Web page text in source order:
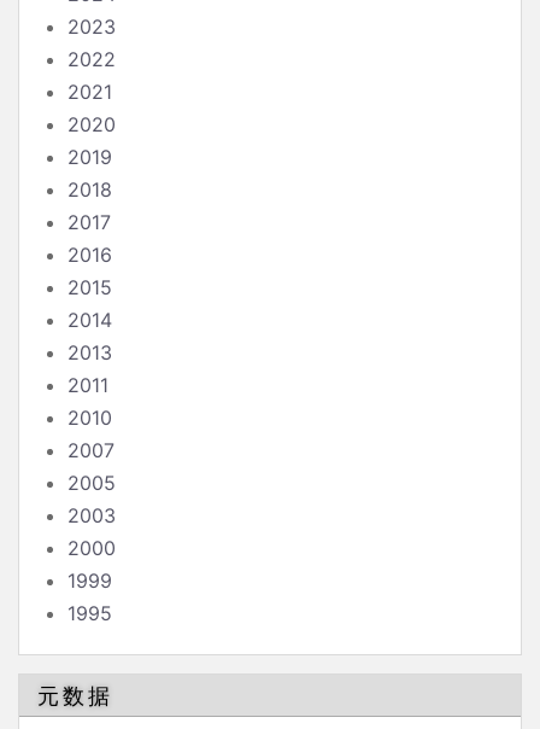
2023
2022
2021
2020
2019
2018
2017
2016
2015
2014
2013
2011
2010
2007
2005
2003
2000
1999
1995
元数据